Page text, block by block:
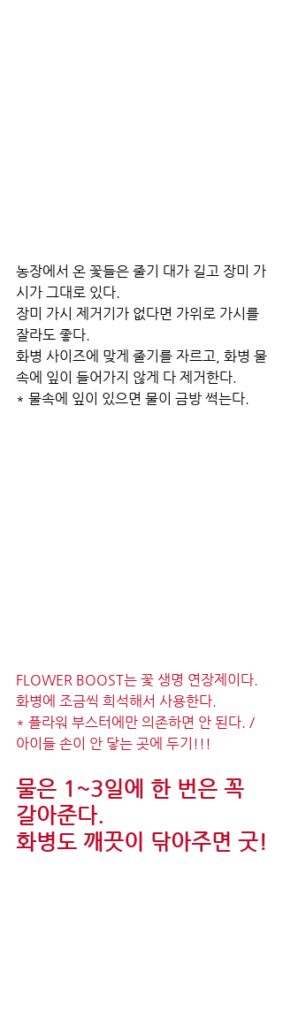
농장에서 온 꽃들은 줄기 대가 길고 장미 가
시가 그대로 있다.
장미 가시 제거기가 없다면 가위로 가시를
잘라도 좋다.
화병 사이즈에 맞게 줄기를 자르고, 화병 물
속에 잎이 들어가지 않게 다 제거한다.
* 물속에 잎이 있으면 물이 금방 썩는다.
FLOWER BOOST는 꽃 생명 연장제이다.
화병에 조금씩 희석해서 사용한다.
* 플라워 부스터에만 의존하면 안 된다. /
아이들 손이 안 닿는 곳에 두기!!!
물은 1~3일에 한 번은 꼭
갈아준다.
화병도 깨끗이 닦아주면 굿!